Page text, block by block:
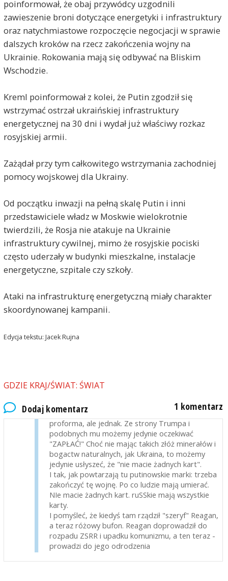
poinformował, że obaj przywódcy uzgodnili
zawieszenie broni dotyczące energetyki i infrastruktury
oraz natychmiastowe rozpoczęcie negocjacji w sprawie
dalszych kroków na rzecz zakończenia wojny na
Ukrainie. Rokowania mają się odbywać na Bliskim
Wschodzie.
Kreml poinformował z kolei, że Putin zgodził się
wstrzymać ostrzał ukraińskiej infrastruktury
energetycznej na 30 dni i wydał już właściwy rozkaz
rosyjskiej armii.
Zażądał przy tym całkowitego wstrzymania zachodniej
pomocy wojskowej dla Ukrainy.
Od początku inwazji na pełną skalę Putin i inni
przedstawiciele władz w Moskwie wielokrotnie
twierdzili, że Rosja nie atakuje na Ukrainie
infrastruktury cywilnej, mimo że rosyjskie pociski
często uderzały w budynki mieszkalne, instalacje
energetyczne, szpitale czy szkoły.
Ataki na infrastrukturę energetyczną miały charakter
skoordynowanej kampanii.
Edycja tekstu: Jacek Rujna
GDZIE KRAJ/ŚWIAT: ŚWIAT
Dodaj komentarz 1 komentarz
Jan Nowak 2025-03-18, godz. 22:27
infrastrukturę energetyczną w zamian za
będzie potrzebowała pomocy USA w przypadku
W 1939 nasi "sojusznicy" przynajmniej
wypowiedzieli Niemcom wojnę. Pro forma, bo
proforma, ale jednak. Ze strony Trumpa i
podobnych mu możemy jedynie oczekiwać
"ZAPŁAĆ!" Choć nie mając takich złóż minerałów i
bogactw naturalnych, jak Ukraina, to możemy
jedynie usłyszeć, że "nie macie żadnych kart".
I tak, jak powtarzają tu putinowskie marki: trzeba
zakończyć tę wojnę. Po co ludzie mają umierać.
NIe macie żadnych kart. ruSSkie mają wszystkie
karty.
I pomyśleć, że kiedyś tam rządził "szeryf" Reagan,
a teraz różowy bufon. Reagan doprowadził do
rozpadu ZSRR i upadku komunizmu, a ten teraz -
prowadzi do jego odrodzenia